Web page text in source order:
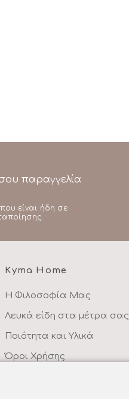
παραγγελία
είναι ήδη σε
Kyma Home
Η Φιλοσοφία Μας
Λευκά είδη στα μέτρα σας
Ποιότητα και Υλικά
Όροι Χρήσης